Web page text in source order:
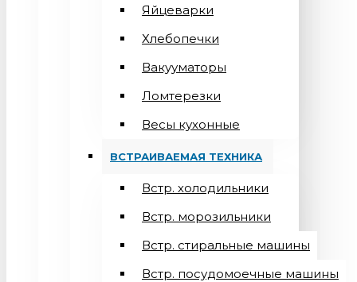
Яйцеварки
Хлебопечки
Вакууматоры
Ломтерезки
Весы кухонные
ВСТРАИВАЕМАЯ ТЕХНИКА
Встр. холодильники
Встр. морозильники
Встр. стиральные машины
Встр. посудомоечные машины